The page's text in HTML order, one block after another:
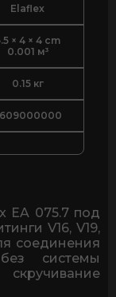
Elaflex
× 4 × 4 cm
0.001 м³
0.15 кг
EA 075.7 под
V16, V19,
соединения
системы